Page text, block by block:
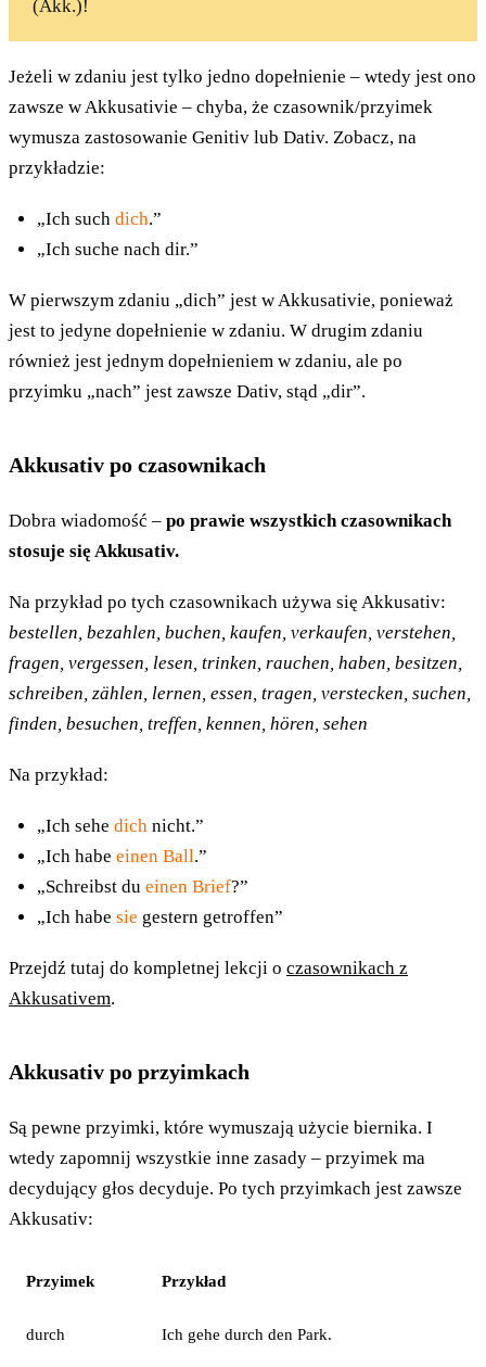
(Akk.)!
Jeżeli w zdaniu jest tylko jedno dopełnienie – wtedy jest ono
zawsze w Akkusativie – chyba, że czasownik/przyimek
wymusza zastosowanie Genitiv lub Dativ. Zobacz, na
przykładzie:
„Ich such dich.”
„Ich suche nach dir.”
W pierwszym zdaniu „dich” jest w Akkusativie, ponieważ
jest to jedyne dopełnienie w zdaniu. W drugim zdaniu
również jest jednym dopełnieniem w zdaniu, ale po
przyimku „nach” jest zawsze Dativ, stąd „dir”.
Akkusativ po czasownikach
Dobra wiadomość – po prawie wszystkich czasownikach
stosuje się Akkusativ.
Na przykład po tych czasownikach używa się Akkusativ:
bestellen, bezahlen, buchen, kaufen, verkaufen, verstehen,
fragen, vergessen, lesen, trinken, rauchen, haben, besitzen,
schreiben, zählen, lernen, essen, tragen, verstecken, suchen,
finden, besuchen, treffen, kennen, hören, sehen
Na przykład:
„Ich sehe dich nicht.”
„Ich habe einen Ball.”
„Schreibst du einen Brief?”
„Ich habe sie gestern getroffen”
Przejdź tutaj do kompletnej lekcji o czasownikach z
Akkusativem.
Akkusativ po przyimkach
Są pewne przyimki, które wymuszają użycie biernika. I
wtedy zapomnij wszystkie inne zasady – przyimek ma
decydujący głos decyduje. Po tych przyimkach jest zawsze
Akkusativ:
Przyimek Przykład
durch Ich gehe durch den Park.